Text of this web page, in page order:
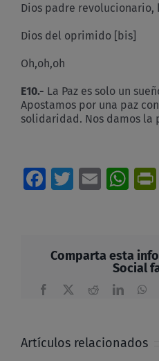
Dios padre revolucionario,
Dios del oprimido [bis]
Oh,oh,oh
E10.- La Paz es solo un
Apostamos por una paz
solidaridad. Nos damos la
Facebook
Twitter
Email
Comparta esta
Social
Facebook RedditLinkedIn
Artículos relacionados